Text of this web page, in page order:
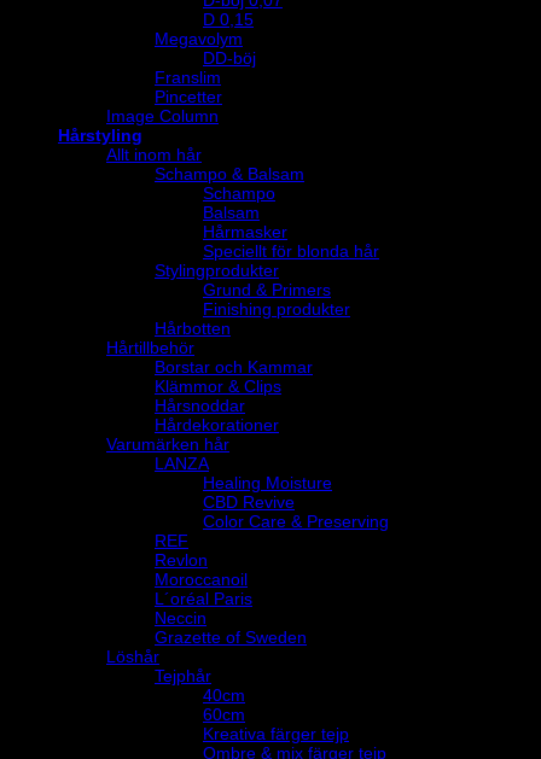
D 0,15
Megavolym
DD-böj
Franslim
Pincetter
Image Column
Hårstyling
Allt inom hår
Schampo & Balsam
Schampo
Balsam
Hårmasker
Speciellt för blonda hår
Stylingprodukter
Grund & Primers
Finishing produkter
Hårbotten
Hårtillbehör
Borstar och Kammar
Klämmor & Clips
Hårsnoddar
Hårdekorationer
Varumärken hår
LANZA
Healing Moisture
CBD Revive
Color Care & Preserving
REF
Revlon
Moroccanoil
L´oréal Paris
Neccin
Grazette of Sweden
Löshår
Tejphår
40cm
60cm
Kreativa färger tejp
Ombre & mix färger tejp